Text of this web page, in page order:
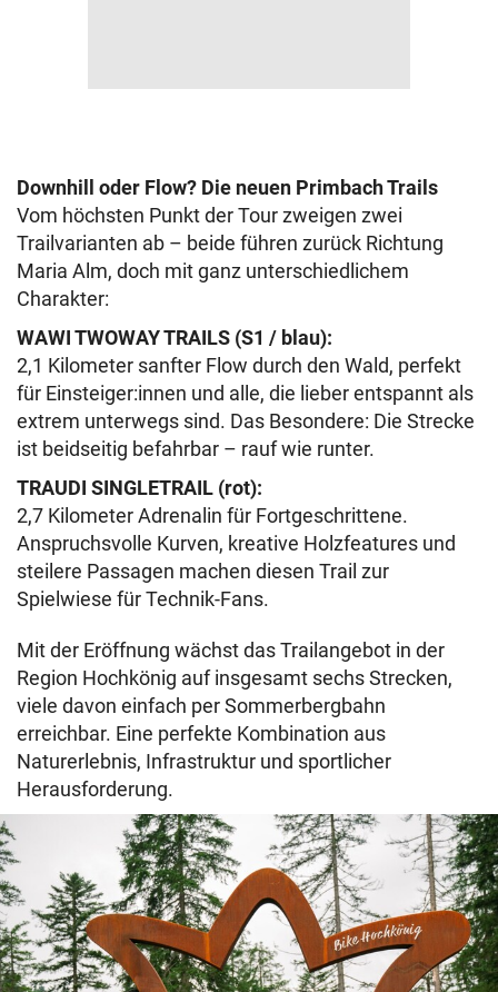
Downhill oder Flow? Die neuen Primbach Trails
Vom höchsten Punkt der Tour zweigen zwei
Trailvarianten ab – beide führen zurück Richtung
Maria Alm, doch mit ganz unterschiedlichem
Charakter:
WAWI TWOWAY TRAILS (S1 / blau):
2,1 Kilometer sanfter Flow durch den Wald, perfekt
für Einsteiger:innen und alle, die lieber entspannt als
extrem unterwegs sind. Das Besondere: Die Strecke
ist beidseitig befahrbar – rauf wie runter.
TRAUDI SINGLETRAIL (rot):
2,7 Kilometer Adrenalin für Fortgeschrittene.
Anspruchsvolle Kurven, kreative Holzfeatures und
steilere Passagen machen diesen Trail zur
Spielwiese für Technik-Fans.
Mit der Eröffnung wächst das Trailangebot in der
Region Hochkönig auf insgesamt sechs Strecken,
viele davon einfach per Sommerbergbahn
erreichbar. Eine perfekte Kombination aus
Naturerlebnis, Infrastruktur und sportlicher
Herausforderung.